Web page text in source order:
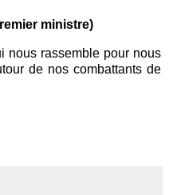
ministre)
nous rassemble pour nous
de nos combattants de